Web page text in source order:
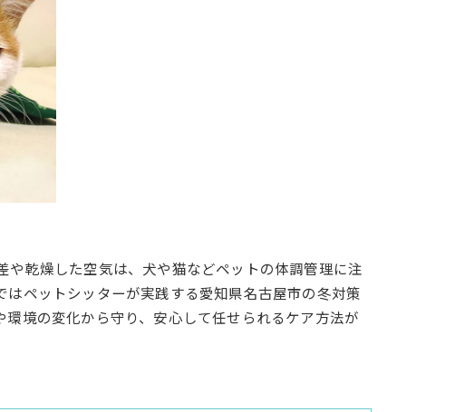
乾燥した空気は、犬や猫などペットの体調管理に注
ペットシッターが実践する愛知県名古屋市の冬対策
境の変化から守り、安心して任せられるケア方法が